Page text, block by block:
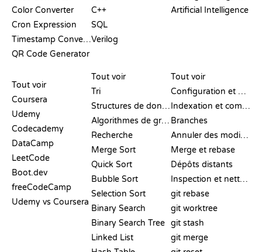
Color Converter
Cron Expression
Timestamp Converter
QR Code Generator
C++
SQL
Verilog
Artificial Intelligence
Tout voir
Coursera
Udemy
Codecademy
DataCamp
LeetCode
Boot.dev
freeCodeCamp
Udemy vs Coursera
Tout voir
Tri
Structures de données
Algorithmes de graphes
Recherche
Merge Sort
Quick Sort
Bubble Sort
Selection Sort
Binary Search
Binary Search Tree
Linked List
Tout voir
Configuration et mise en place
Indexation et commit
Branches
Annuler des modifications
Merge et rebase
Dépôts distants
Inspection et nettoyage
git rebase
git worktree
git stash
git merge